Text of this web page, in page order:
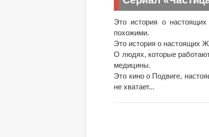
Это история о
похожими.
Это история о настоящих
О людях, которые
медицины.
Это кино о Подвиге,
не хватает...